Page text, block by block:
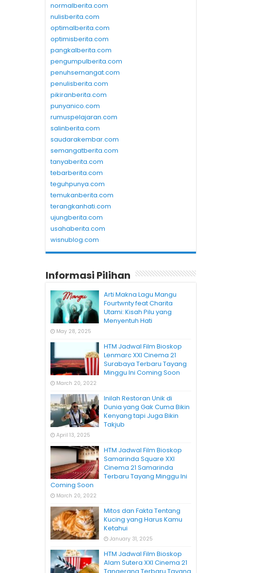
normalberita.com
nulisberita.com
optimalberita.com
optimisberita.com
pangkalberita.com
pengumpulberita.com
penuhsemangat.com
penulisberita.com
pikiranberita.com
punyanico.com
rumuspelajaran.com
salinberita.com
saudarakembar.com
semangatberita.com
tanyaberita.com
tebarberita.com
teguhpunya.com
temukanberita.com
terangkanhati.com
ujungberita.com
usahaberita.com
wisnublog.com
Informasi Pilihan
Arti Makna Lagu Mangu
Fourtwnty feat Charita
Utami: Kisah Pilu yang
Menyentuh Hati
May 28, 2025
HTM Jadwal Film Bioskop
Lenmarc XXI Cinema 21
Surabaya Terbaru Tayang
Minggu Ini Coming Soon
March 20, 2022
Inilah Restoran Unik di
Dunia yang Gak Cuma Bikin
Kenyang tapi Juga Bikin
Takjub
April 13, 2025
HTM Jadwal Film Bioskop
Samarinda Square XXI
Cinema 21 Samarinda
Terbaru Tayang Minggu Ini
Coming Soon
March 20, 2022
Mitos dan Fakta Tentang
Kucing yang Harus Kamu
Ketahui
January 31, 2025
HTM Jadwal Film Bioskop
Alam Sutera XXI Cinema 21
Tangerang Terbaru Tayang